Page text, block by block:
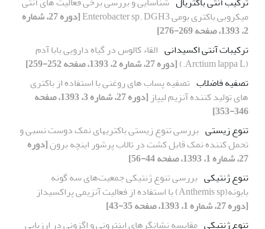
میکروبی باکتری بومی Enterobacter sp. DGH3
[دوره 27، شماره
2، 1393، صفحه 269-276]
ترکیبات آنتی اکسیدانی القاء کالوس در گیاه دارویی بابا آدم
(Arctium lappa L.)
[دوره 27، شماره 2، 1393، صفحه 252-259]
تصفیه فاضلاب تصفیه پساب های روغنی با استفاده از باکتری
های تولید کننده آنزیم لیپاز
[دوره 27، شماره 3، 1393، صفحه
346-353]
تنوع زیستی بررسی تنوع زیستی باکتریهای نمک دوست نسبی و
تحمل کننده نمک قابل کشت در تالاب پرشور اینچه برون[دوره
27، شماره 1، 1393، صفحه 44-56]
تنوع ژنتیکی بررسی تنوع ژنتیکی جمعیت‌های سه گونه
بابونه(Anthemis sp) با استفاده از فعالیت آنزیمی پراکسیداز
[دوره 27، شماره 1، 1393، صفحه 35-43]
تنوع ژنتیکی مقایسه نشانگرهای اینترونی و اگزونی در ارزیابی